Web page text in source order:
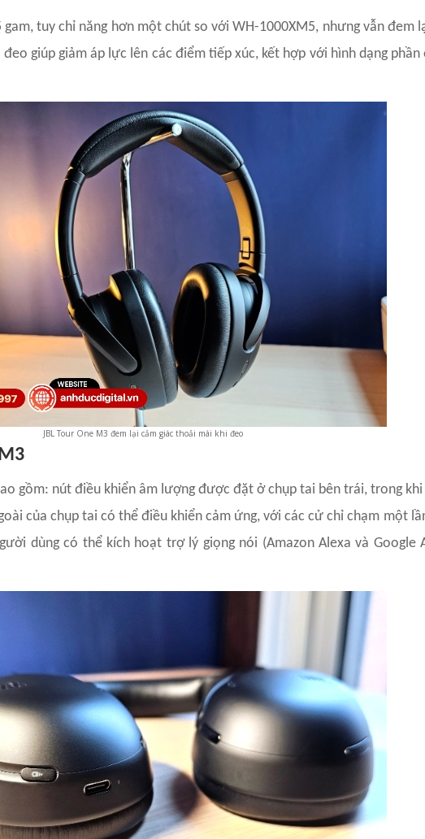
tuy chỉ năng hơn một chút so với WH-1000XM5, nhưng vẫn đem
giúp giảm áp lực lên các điểm tiếp xúc, kết hợp với hình dạng
JBL Tour One M3 đem lại cảm giác thoải mái khi đeo
gồm: nút điều khiển âm lượng được đặt ở chụp tai bên trái, trong
của chụp tai có thể điều khiển cảm ứng, với các cử chỉ chạm một
dùng có thể kích hoạt trợ lý giọng nói (Amazon Alexa và Google